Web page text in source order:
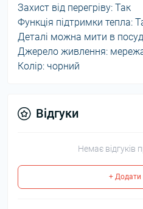
Захист від перегріву: Так
Функція підтримки тепла:
Деталі можна мити в
Джерело живлення:
Колір: чорний
Відгуки
Немає відгуків
+ Додати